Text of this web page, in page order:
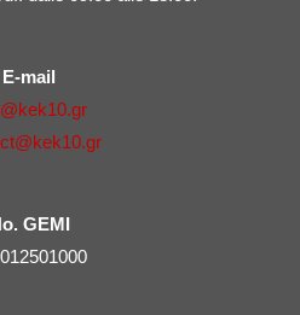
E-mail
GEMI